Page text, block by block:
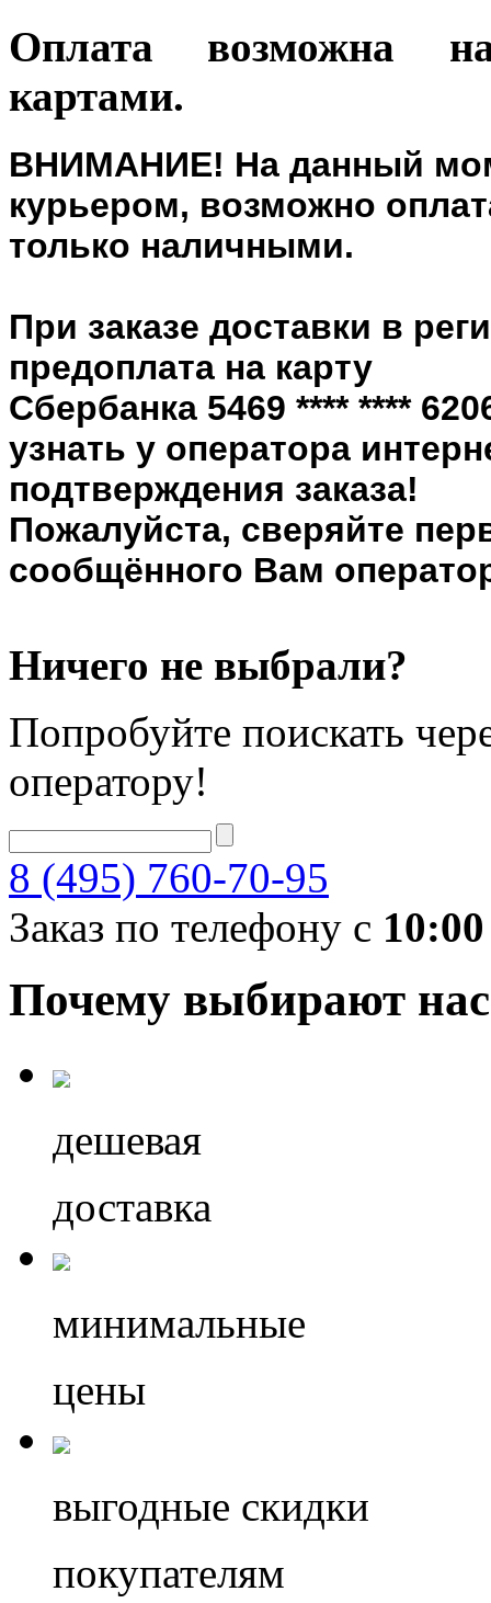
Оплата возможна
картами.
ВНИМАНИЕ! На данный
курьером, возможно
только наличными.
При заказе доставки в
предоплата на карту
Сбербанка 5469 **** ****
узнать у оператора
подтверждения заказа!
Пожалуйста, сверяйте
сообщённого Вам
Ничего не выбрали?
Попробуйте поискать
оператору!
8 (495) 760-70-95
Заказ по телефону с 10:00
Почему выбирают нас
дешевая
доставка
минимальные
цены
выгодные скидки
покупателям